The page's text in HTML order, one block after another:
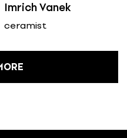
Imrich Vanek
ceramist